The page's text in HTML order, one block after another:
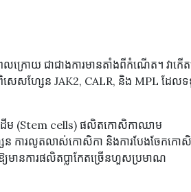
ក្រោយ ជាជាងការមានតាំងពីកំណើត។ វាក
ពិសេសហ្សែន JAK2, CALR, និង MPL ដែល
ើម (Stem cells) ផលិតកោសិកាឈាម
ន ការលូតលាស់កោសិកា និងការបែងចែកកោ
ឱ្យមានការផលិតប្លាកែតច្រើនហួសប្រមាណ